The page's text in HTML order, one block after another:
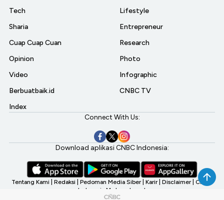
Tech
Sharia
Cuap Cuap Cuan
Opinion
Video
Berbuatbaik.id
Index
Lifestyle
Entrepreneur
Research
Photo
Infographic
CNBC TV
Connect With Us:
Download aplikasi CNBC Indonesia:
Tentang Kami Redaksi Pedoman Media Siber Karir Disclaimer CNBC
Indonesia My Investment
©2026 CNBC Indonesia, A Transmedia Company